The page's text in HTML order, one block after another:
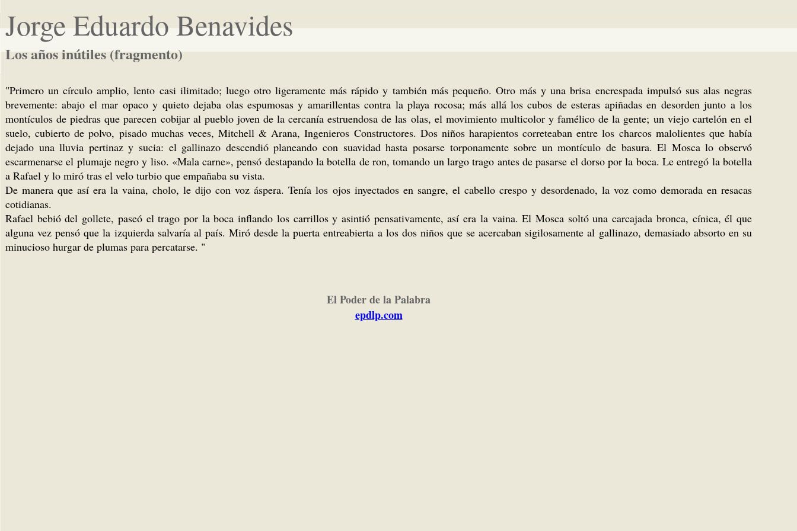
Jorge Eduardo Benavides
Los años inútiles (fragmento)
"Primero un círculo amplio, lento casi ilimitado; luego otro ligeramente más rápido y también más pequeño. Otro más y una brisa encrespada impulsó sus alas negras
brevemente: abajo el mar opaco y quieto dejaba olas espumosas y amarillentas contra la playa rocosa; más allá los cubos de esteras apiñadas en desorden junto a los
montículos de piedras que parecen cobijar al pueblo joven de la cercanía estruendosa de las olas, el movimiento multicolor y famélico de la gente; un viejo cartelón en el
suelo, cubierto de polvo, pisado muchas veces, Mitchell & Arana, Ingenieros Constructores. Dos niños harapientos correteaban entre los charcos malolientes que había
dejado una lluvia pertinaz y sucia: el gallinazo descendió planeando con suavidad hasta posarse torponamente sobre un montículo de basura. El Mosca lo observó
escarmenarse el plumaje negro y liso. «Mala carne», pensó destapando la botella de ron, tomando un largo trago antes de pasarse el dorso por la boca. Le entregó la botella
a Rafael y lo miró tras el velo turbio que empañaba su vista.
De manera que así era la vaina, cholo, le dijo con voz áspera. Tenía los ojos inyectados en sangre, el cabello crespo y desordenado, la voz como demorada en resacas
cotidianas.
Rafael bebió del gollete, paseó el trago por la boca inflando los carrillos y asintió pensativamente, así era la vaina. El Mosca soltó una carcajada bronca, cínica, él que
alguna vez pensó que la izquierda salvaría al país. Miró desde la puerta entreabierta a los dos niños que se acercaban sigilosamente al gallinazo, demasiado absorto en su
minucioso hurgar de plumas para percatarse. "
El Poder de la Palabra
epdlp.com